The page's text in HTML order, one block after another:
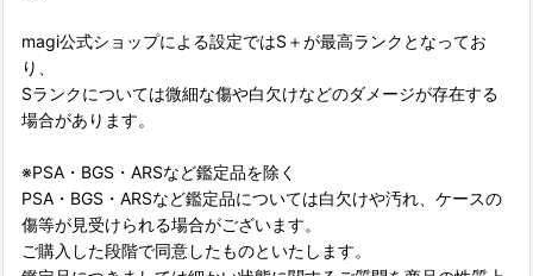
magi公式ショップによる設定ではS＋が最高ランクとなってお
り、
Sランクについては微細な傷や白欠けなどのダメージが存在する
場合があります。
※PSA・BGS・ARSなど鑑定品を除く
PSA・BGS・ARSなど鑑定品については白欠けや汚れ、ケースの
傷等が見受けられる場合がございます。
ご購入した段階で同意したものといたします。